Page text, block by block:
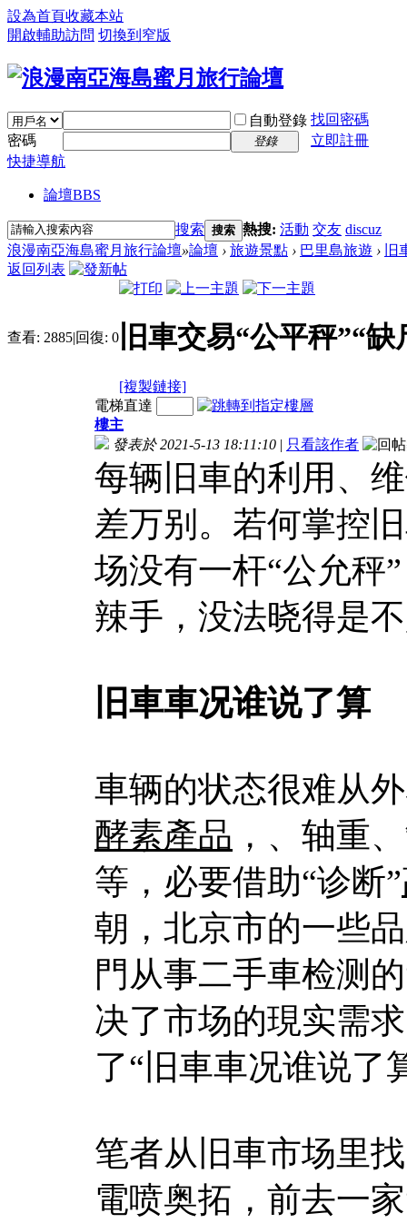
設為首頁收藏本站
開啟輔助訪問 切換到窄版
自動登錄 找回密碼
密碼
登錄
立即註冊
快捷導航
論壇BBS
搜索 搜索 熱搜: 活動 交友 discuz
浪漫南亞海島蜜月旅行論壇»論壇 › 旅遊景點 › 巴里島旅遊 ›
旧
返回列表
查看: 2885|回復: 0 旧車交易“公平秤”“
[複製鏈接]
電梯直達
樓主
發表於 2021-5-13 18:11:10 | 只看該作者
每辆旧車的利用、
差万别。若何掌控
场没有一杆“公允秤
辣手，没法晓得是
旧車車况谁说了算
車辆的状态很难从
酵素產品 ，、轴重
等，必要借助“诊断”
朝，北京市的一些
門从事二手車检测
决了市场的現实需
了“旧車車况谁说了
笔者从旧車市场里
電喷奥拓，前去一